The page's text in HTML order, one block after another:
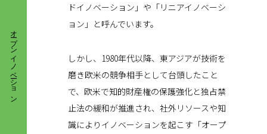
オープンイノベーション
ドイノベーション」や「リニアイノベーシ
ョン」と呼んでいます。
しかし、1980年代以降、東アジアが技術を
磨き欧米の競争相手として台頭したこと
で、欧米で知的財産権の保護強化と独占禁
止法の緩和が推進され、社外リソースや知
識によりイノベーションを起こす「オープ